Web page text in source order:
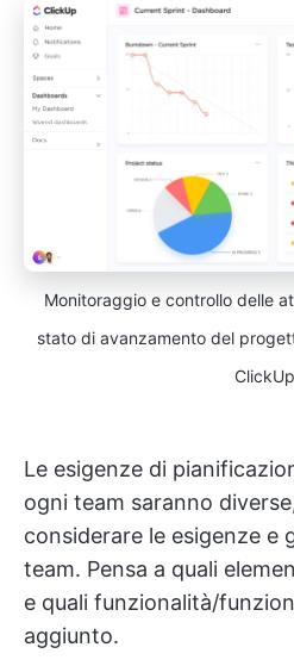
Monitoraggio e controllo delle
stato di avanzamento del
Le esigenze di
ogni team saranno
considerare le esigenze e
team. Pensa a quali
e quali funzionalità/
aggiunto.